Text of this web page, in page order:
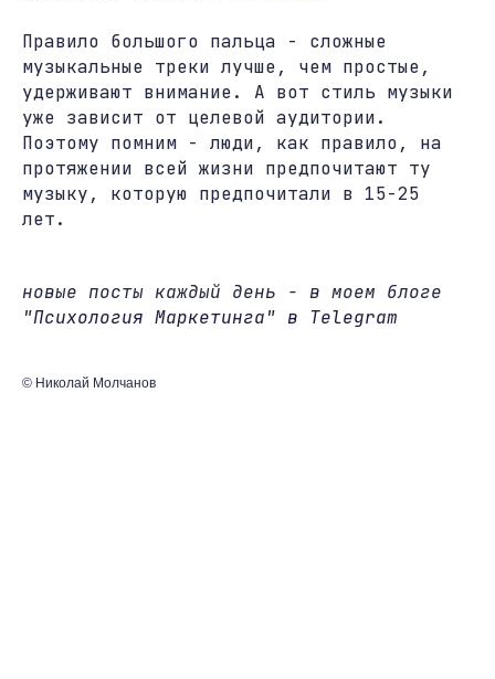
Правило большого пальца - сложные
музыкальные треки лучше, чем простые,
удерживают внимание. А вот стиль музыки
уже зависит от целевой аудитории.
Поэтому помним - люди, как правило, на
протяжении всей жизни предпочитают ту
музыку, которую предпочитали в 15-25
лет.
новые посты каждый день - в моем блоге
"Психология Маркетинга" в Telegram
© Николай Молчанов